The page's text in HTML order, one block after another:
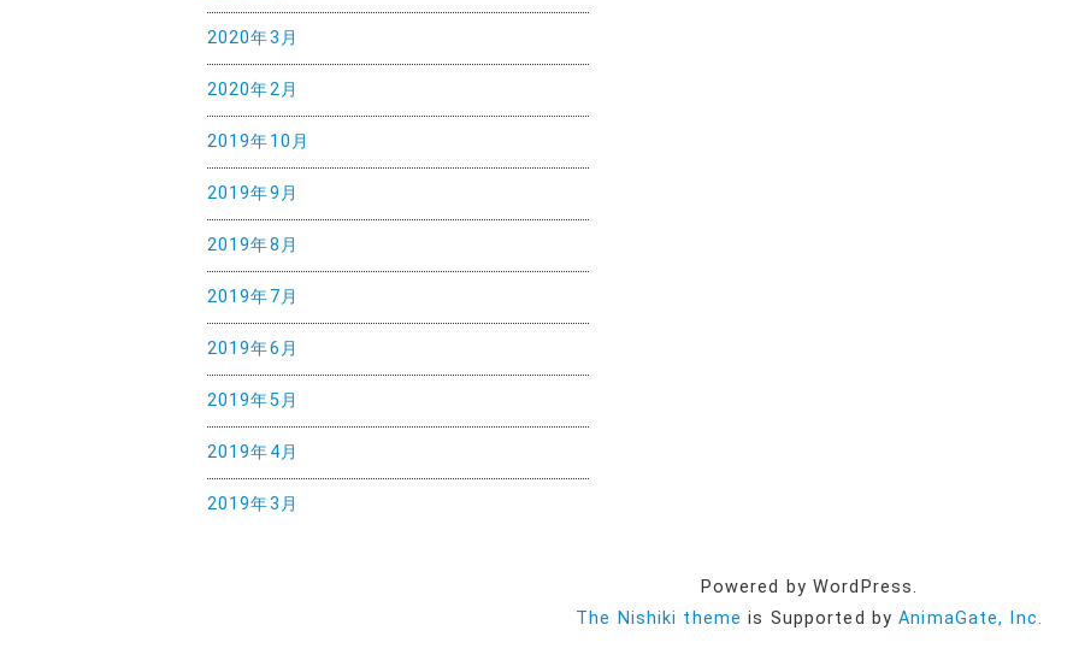
2020年3月
2020年2月
2019年10月
2019年9月
2019年8月
2019年7月
2019年6月
2019年5月
2019年4月
2019年3月
Powered by WordPress.
The Nishiki theme is Supported byAnimaGate, Inc.